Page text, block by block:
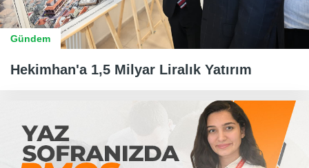
Gündem
Hekimhan'a 1,5 Milyar Liralık Yatırım